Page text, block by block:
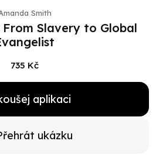
Smith
Slavery to Global
735 Kč
aplikaci
ukázku